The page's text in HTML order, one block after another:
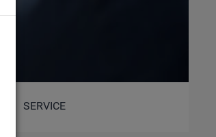
SERVICE